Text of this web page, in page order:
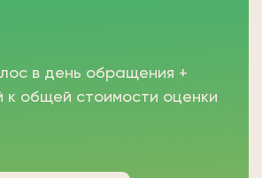
в день обращения +
к общей стоимости оценки